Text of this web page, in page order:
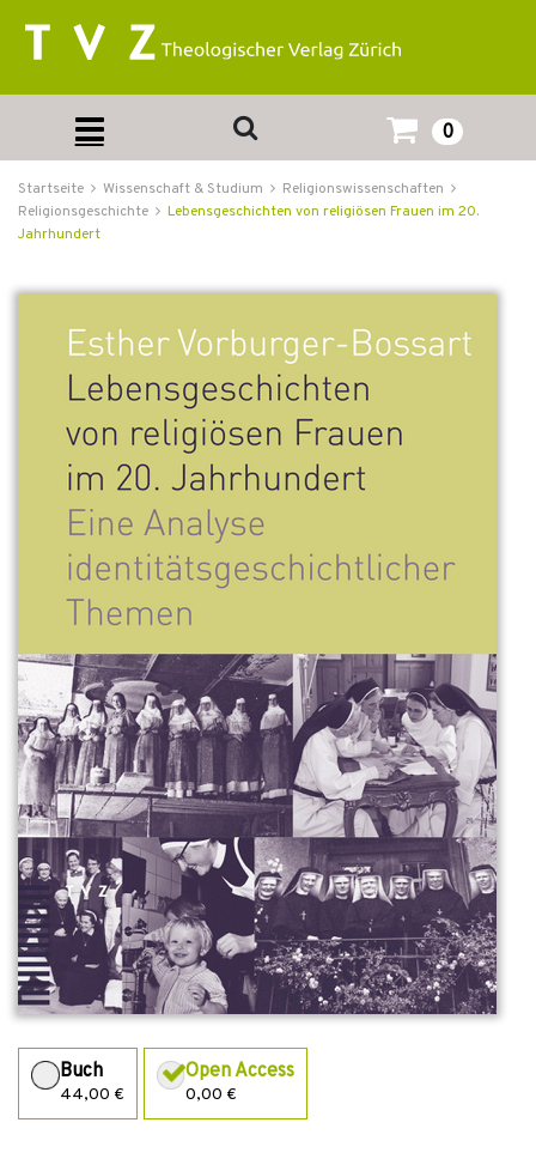
0
Startseite Wissenschaft & Studium
Religionswissenschaften
Religionsgeschichte
Lebensgeschichten von religiösen Frauen im 20.
Jahrhundert
Buch
44,00 €
Open Access
0,00 €